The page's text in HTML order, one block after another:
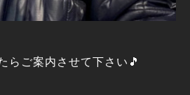
らご案内させて下さい🎵